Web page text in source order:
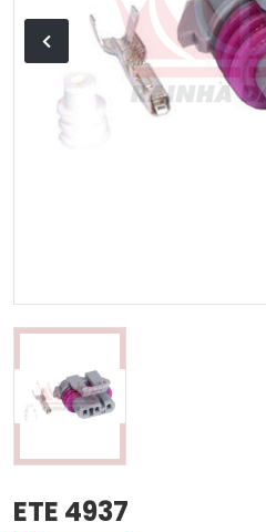
ETE 4937